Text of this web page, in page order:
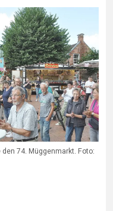
74. Müggenmarkt. Foto: